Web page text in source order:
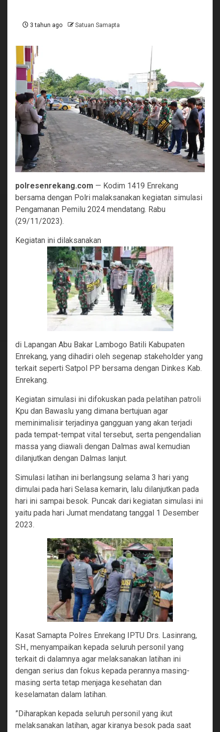
3 tahun ago Satuan Samapta
polresenrekang.com — Kodim 1419 Enrekang
bersama dengan Polri malaksanakan kegiatan simulasi
Pengamanan Pemilu 2024 mendatang. Rabu
(29/11/2023).
Kegiatan ini dilaksanakan
di Lapangan Abu Bakar Lambogo Batili Kabupaten
Enrekang, yang dihadiri oleh segenap stakeholder yang
terkait seperti Satpol PP bersama dengan Dinkes Kab.
Enrekang.
Kegiatan simulasi ini difokuskan pada pelatihan patroli
Kpu dan Bawaslu yang dimana bertujuan agar
meminimalisir terjadinya gangguan yang akan terjadi
pada tempat-tempat vital tersebut, serta pengendalian
massa yang diawali dengan Dalmas awal kemudian
dilanjutkan dengan Dalmas lanjut.
Simulasi latihan ini berlangsung selama 3 hari yang
dimulai pada hari Selasa kemarin, lalu dilanjutkan pada
hari ini sampai besok. Puncak dari kegiatan simulasi ini
yaitu pada hari Jumat mendatang tanggal 1 Desember
2023.
Kasat Samapta Polres Enrekang IPTU Drs. Lasinrang,
SH., menyampaikan kepada seluruh personil yang
terkait di dalamnya agar melaksanakan latihan ini
dengan serius dan fokus kepada perannya masing-
masing serta tetap menjaga kesehatan dan
keselamatan dalam latihan.
”Diharapkan kepada seluruh personil yang ikut
melaksanakan latihan, agar kiranya besok pada saat